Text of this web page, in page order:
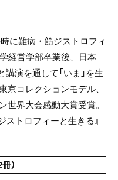
に難病・筋ジストロフィ
経営学部卒業後、日本
演を通して「いま」を生
京コレクションモデル、
世界大会感動大賞受賞。
ストロフィーと生きる』
）